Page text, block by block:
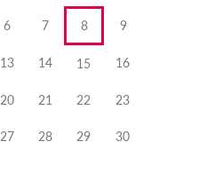
6 7 8 9
13 14 15 16
20 21 22 23
27 28 29 30